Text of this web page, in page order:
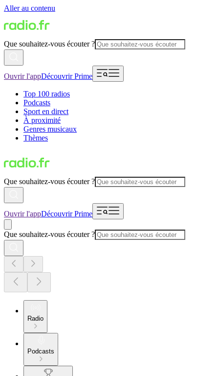
Aller au contenu
Que souhaitez-vous écouter ?
Ouvrir l'appDécouvrir Prime
Top 100 radios
Podcasts
Sport en direct
À proximité
Genres musicaux
Thèmes
Que souhaitez-vous écouter ?
Ouvrir l'appDécouvrir Prime
Que souhaitez-vous écouter ?
Radio
Podcasts